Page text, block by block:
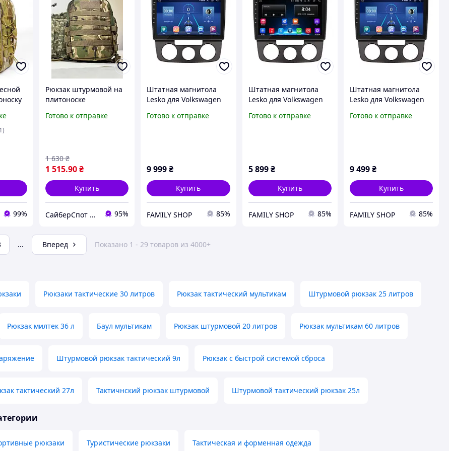
99%
Рюкзак штурмовой на
плитоноске
Готово к отправке
1 515.90₴
1 630 ₴
Купить
СайберСпот | E-commerce Лучшие 2025 95%
Штатная магнитола
Lesko для Volkswagen
10" 4/32Gb 4G Wi-Fi GPS
Готово к отправке
9 999₴
Купить
FAMILY SHOP 85%
Штатная магнитола
Lesko для Volkswagen
10" 2/32Gb Wi-Fi GPS
Готово к отправке
5 899 ₴
Купить
FAMILY SHOP 85%
Штатная магнитола
Lesko для Volkswagen
10" 2/32Gb 4G Wi-Fi GPS
Готово к отправке
9 499₴
Купить
FAMILY SHOP 85%
... Вперед Показано 1 - 29 товаров из 4000+
Рюкзаки тактические 30 литров Рюкзак тактический мультикам Штурмовой рюкзак 25 литров
Рюкзак милтек 36 л Баул мультикам Рюкзак штурмовой 20 литров Рюкзак мультикам 60 литров
Штурмовой рюкзак тактический 9л Рюкзак с быстрой системой сброса
тактический 27л Тактичнский рюкзак штурмовой Штурмовой тактический рюкзак 25л
рюкзаки Туристические рюкзаки Тактическая и форменная одежда